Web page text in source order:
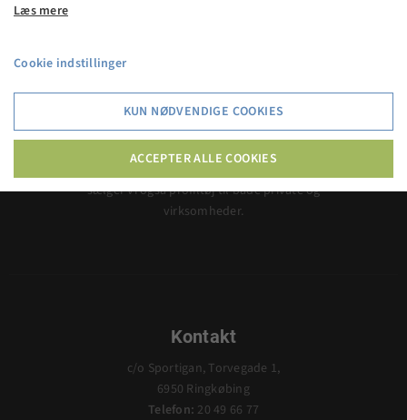
Billig-Sport.dk
Billig-Sport.dk er en af Danmarks billigste butikker
med sportstøj og med et stort udvalg af specialvarer
sælger vi også profiltøj til både private og
virksomheder.
Kontakt
c/o Sportigan, Torvegade 1,
6950 Ringkøbing
Telefon: 20 49 66 77
Læs mere
Cookie indstillinger
KUN NØDVENDIGE COOKIES
ACCEPTER ALLE COOKIES